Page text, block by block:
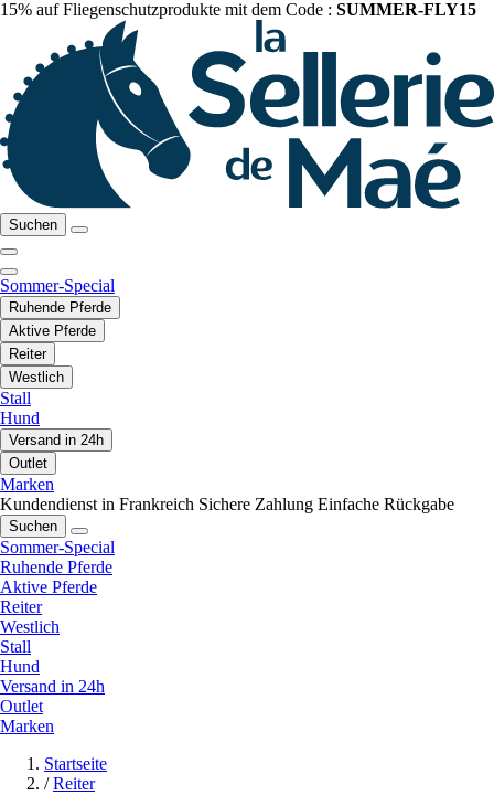
15% auf Fliegenschutzprodukte mit dem Code : SUMMER-FLY15
Suchen
Sommer-Special
Ruhende Pferde
Aktive Pferde
Reiter
Westlich
Stall
Hund
Versand in 24h
Outlet
Marken
Kundendienst in Frankreich Sichere Zahlung Einfache Rückgabe
Suchen
Sommer-Special
Ruhende Pferde
Aktive Pferde
Reiter
Westlich
Stall
Hund
Versand in 24h
Outlet
Marken
Startseite
/ Reiter